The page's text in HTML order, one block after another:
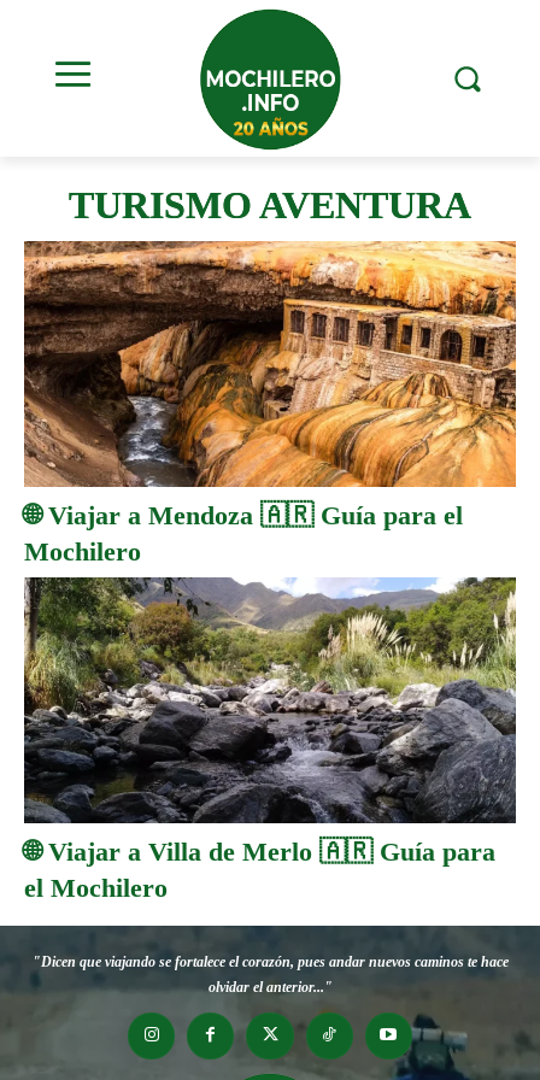
TURISMO AVENTURA
🌐 Viajar a Mendoza 🇦🇷 Guía para el
Mochilero
🌐 Viajar a Villa de Merlo 🇦🇷 Guía para
el Mochilero
"Dicen que viajando se fortalece el corazón, pues andar nuevos caminos te hace
olvidar el anterior..."